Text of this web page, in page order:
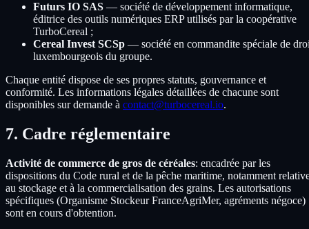
Futurs IO SAS — société de développement informatique,
éditrice des outils numériques ERP utilisés par la coopérative
TurboCereal ;
Cereal Invest SCSp — société en commandite spéciale de
luxembourgeois du groupe.
Chaque entité dispose de ses propres statuts, gouvernance et
conformité. Les informations légales détaillées de chacune sont
disponibles sur demande à contact@turbocereal.io.
7. Cadre réglementaire
Activité de commerce de gros de céréales: encadrée par les
dispositions du Code rural et de la pêche maritime, notamment
au stockage et à la commercialisation des grains. Les autorisations
spécifiques (Organisme Stockeur FranceAgriMer, agréments négoce)
sont en cours d'obtention.